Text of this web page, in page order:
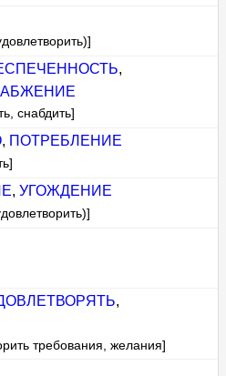
,
снабдить]
, ПОТРЕБЛЕНИЕ
, УГОЖДЕНИЕ
,
требования, желания]